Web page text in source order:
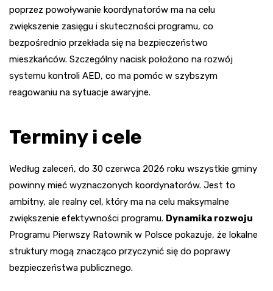
poprzez powoływanie koordynatorów ma na celu
zwiększenie zasięgu i skuteczności programu, co
bezpośrednio przekłada się na bezpieczeństwo
mieszkańców. Szczególny nacisk położono na rozwój
systemu kontroli AED, co ma pomóc w szybszym
reagowaniu na sytuacje awaryjne.
Terminy i cele
Według zaleceń, do 30 czerwca 2026 roku wszystkie gminy
powinny mieć wyznaczonych koordynatorów. Jest to
ambitny, ale realny cel, który ma na celu maksymalne
zwiększenie efektywności programu. Dynamika rozwoju
Programu Pierwszy Ratownik w Polsce pokazuje, że lokalne
struktury mogą znacząco przyczynić się do poprawy
bezpieczeństwa publicznego.